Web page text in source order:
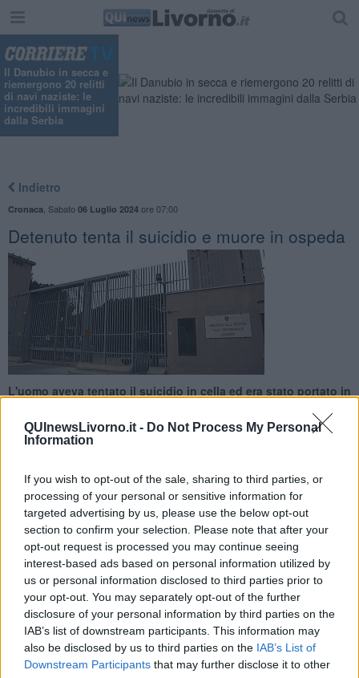
QUInewsLivorno.it - Do Not Process My Personal
Information
If you wish to opt-out of the sale, sharing to third parties, or
processing of your personal or sensitive information for
targeted advertising by us, please use the below opt-out
section to confirm your selection. Please note that after your
opt-out request is processed you may continue seeing
interest-based ads based on personal information utilized by
us or personal information disclosed to third parties prior to
your opt-out. You may separately opt-out of the further
disclosure of your personal information by third parties on the
IAB’s list of downstream participants. This information may
also be disclosed by us to third parties on the IAB’s List of
Downstream Participants that may further disclose it to other
Il Danubio in secca e
riemergono 20 relitti
di navi naziste: le
incredibili immagini
dalla Serbia
Indietro
Cronaca Sabato 06 Luglio 2024ore 07:00
Detenuto tenta il suicidio e muore in ospeda
L'uomo aveva tentato il suicidio in cella ed era stato portato in
LIVORNO —Si trovava in coma dopo aver tentato il suicidio in
cella.
E' morto a 35 anni un detenuto del carcere di Livorno. Lo rende
noto il Sindacato di polizia penitenziaria.
Il 35enne si trovava in carcere da 20 giorni ed era in attesa di
giudizio.